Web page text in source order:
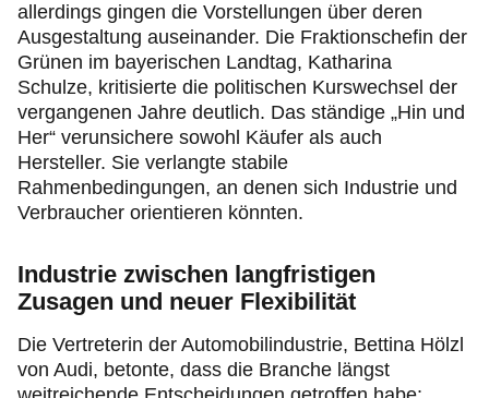
allerdings gingen die Vorstellungen über deren
Ausgestaltung auseinander. Die Fraktionschefin der
Grünen im bayerischen Landtag, Katharina
Schulze, kritisierte die politischen Kurswechsel der
vergangenen Jahre deutlich. Das ständige „Hin und
Her“ verunsichere sowohl Käufer als auch
Hersteller. Sie verlangte stabile
Rahmenbedingungen, an denen sich Industrie und
Verbraucher orientieren könnten.
Industrie zwischen langfristigen
Zusagen und neuer Flexibilität
Die Vertreterin der Automobilindustrie, Bettina Hölzl
von Audi, betonte, dass die Branche längst